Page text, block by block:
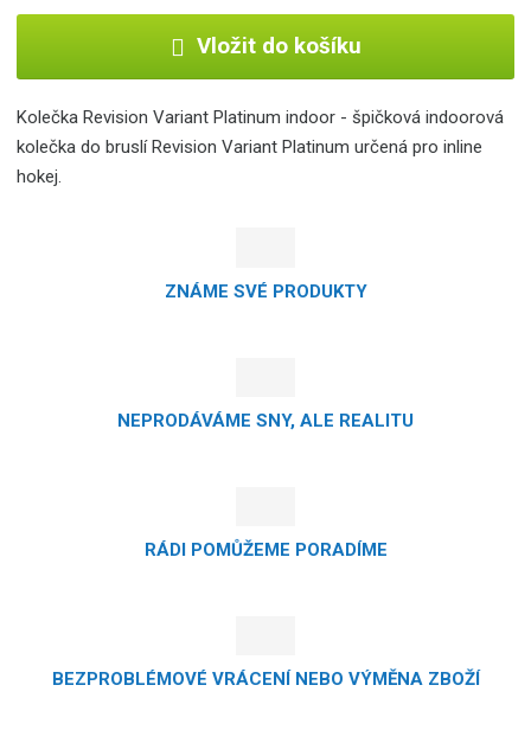
Vložit do košíku
Kolečka Revision Variant Platinum indoor - špičková indoorová
kolečka do bruslí Revision Variant Platinum určená pro inline
hokej.
ZNÁME SVÉ PRODUKTY
NEPRODÁVÁME SNY, ALE REALITU
RÁDI POMŮŽEME PORADÍME
BEZPROBLÉMOVÉ VRÁCENÍ NEBO VÝMĚNA ZBOŽÍ